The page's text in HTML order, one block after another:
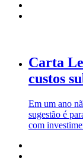
Carta
custos
Em um ano
sugestão é
com